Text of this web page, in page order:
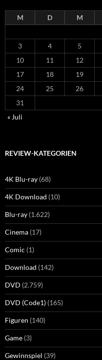
M D M
3
4 5
10
11 12
17
18 19
24
25 26
31
« Juli
REVIEW-KATEGORIEN
4K Blu-ray (68)
4K Download (10)
Blu-ray (1.622)
Cinema (17)
Comic (1)
Download (142)
DVD (2.759)
DVD (Code1) (165)
Figuren (140)
Game (3)
Gewinnspiel (39)